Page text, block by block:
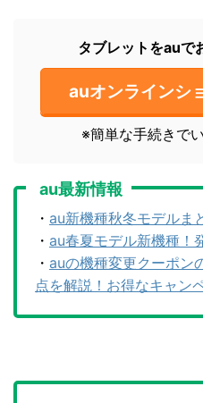
タブレットをauで
auオンラインシ
※簡単な手続きで
au最新情報
・ au新機種秋冬モデルま
・ au春夏モデル新機種！
・ auの機種変更クーポン
点を解説！お得なキャン